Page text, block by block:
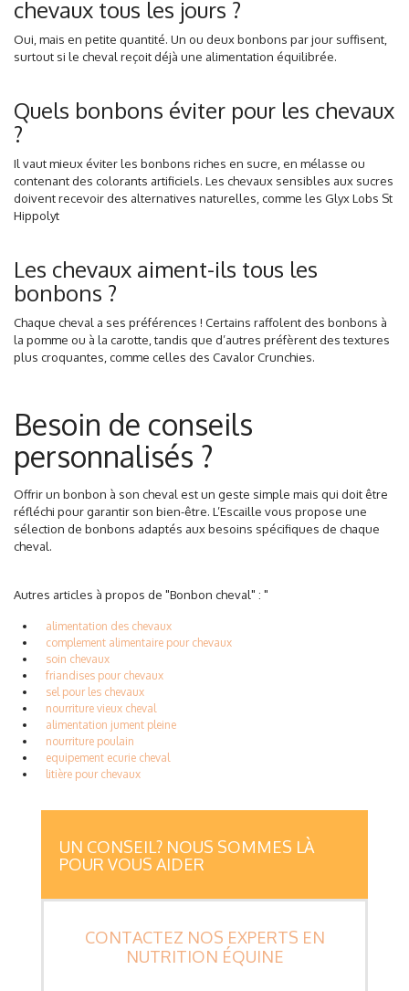
chevaux tous les jours ?
Oui, mais en petite quantité. Un ou deux bonbons par jour suffisent,
surtout si le cheval reçoit déjà une alimentation équilibrée.
Quels bonbons éviter pour les chevaux
?
Il vaut mieux éviter les bonbons riches en sucre, en mélasse ou
contenant des colorants artificiels. Les chevaux sensibles aux sucres
doivent recevoir des alternatives naturelles, comme les Glyx Lobs St
Hippolyt
Les chevaux aiment-ils tous les
bonbons ?
Chaque cheval a ses préférences ! Certains raffolent des bonbons à
la pomme ou à la carotte, tandis que d’autres préfèrent des textures
plus croquantes, comme celles des Cavalor Crunchies.
Besoin de conseils
personnalisés ?
Offrir un bonbon à son cheval est un geste simple mais qui doit être
réfléchi pour garantir son bien-être. L’Escaille vous propose une
sélection de bonbons adaptés aux besoins spécifiques de chaque
cheval.
Autres articles à propos de "Bonbon cheval" : "
alimentation des chevaux
complement alimentaire pour chevaux
soin chevaux
friandises pour chevaux
sel pour les chevaux
nourriture vieux cheval
alimentation jument pleine
nourriture poulain
equipement ecurie cheval
litière pour chevaux
UN CONSEIL? NOUS SOMMES LÀ
POUR VOUS AIDER
CONTACTEZ NOS EXPERTS EN
NUTRITION ÉQUINE